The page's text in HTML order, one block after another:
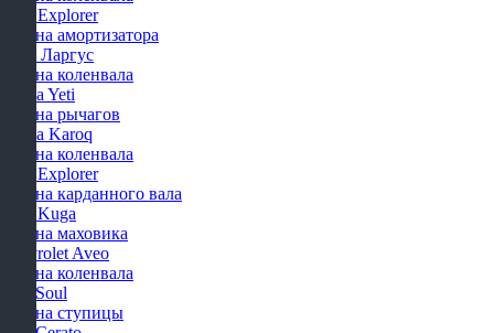
Ford Explorer
Замена амортизатора
Лада Ларгус
Замена коленвала
Skoda Yeti
Замена рычагов
Skoda Karoq
Замена коленвала
Ford Explorer
Замена карданного вала
Ford Kuga
Замена маховика
Chevrolet Aveo
Замена коленвала
KIA Soul
Замена ступицы